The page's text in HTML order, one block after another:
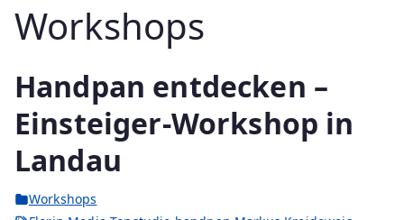
Workshops
Handpan entdecken –
Einsteiger-Workshop in
Landau
Workshops